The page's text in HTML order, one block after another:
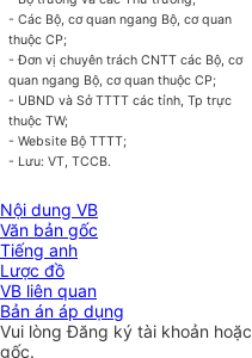
- Các Bộ, cơ quan ngang Bộ, cơ quan
thuộc CP;
- Đơn vị chuyên trách CNTT các Bộ, cơ
quan ngang Bộ, cơ quan thuộc CP;
- UBND và Sở TTTT các tỉnh, Tp trực
thuộc TW;
- Website Bộ TTTT;
- Lưu: VT, TCCB.
Nội dung VB
Văn bản gốc
Tiếng anh
Lược đồ
VB liên quan
Bản án áp dụng
Vui lòngĐăng ký tài khoản hoặc
gốc.